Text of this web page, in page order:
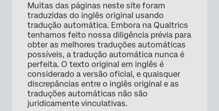
Muitas das páginas neste site foram
traduzidas do inglês original usando
tradução automática. Embora na Qualtrics
tenhamos feito nossa diligência prévia para
obter as melhores traduções automáticas
possíveis, a tradução automática nunca é
perfeita. O texto original em inglês é
considerado a versão oficial, e quaisquer
discrepâncias entre o inglês original e as
traduções automáticas não são
juridicamente vinculativas.